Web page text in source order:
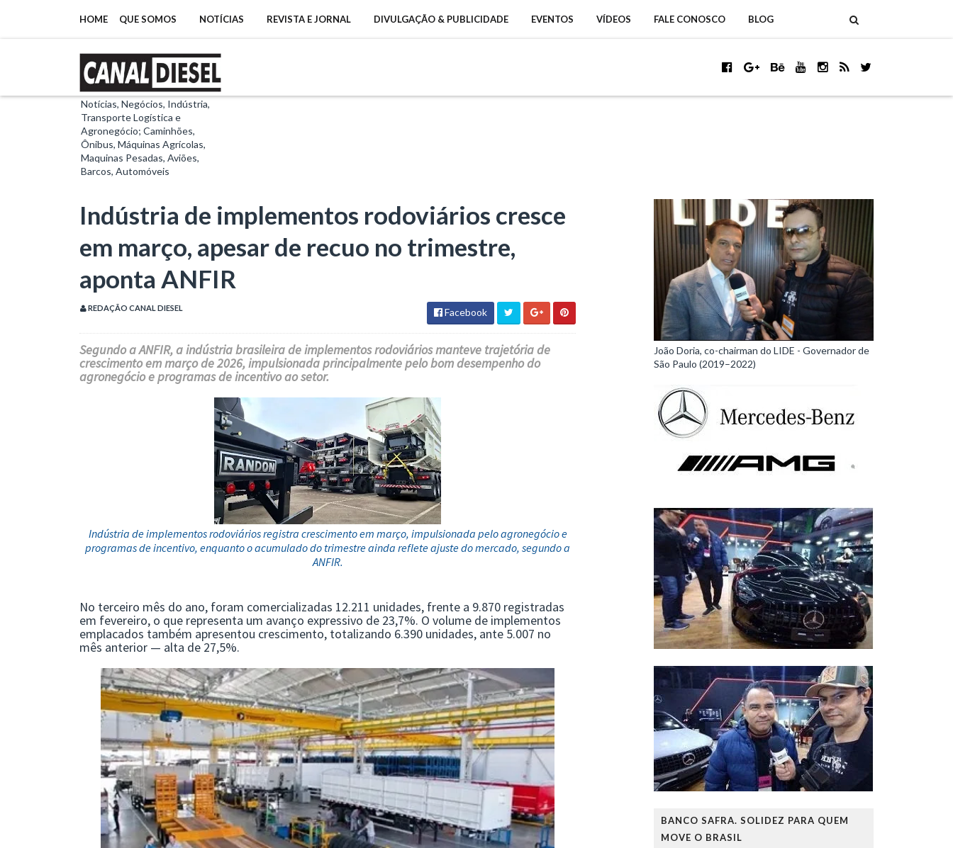
HOME QUE SOMOS NOTÍCIAS REVISTA E JORNAL DIVULGAÇÃO & PUBLICIDADE EVENTOS VÍDEOS FALE CONOSCO BLOG
Notícias, Negócios, Indústria,
Transporte Logística e
Agronegócio; Caminhões,
Ônibus, Máquinas Agrícolas,
Maquinas Pesadas, Aviões,
Barcos, Automóveis
Indústria de implementos rodoviários cresce
em março, apesar de recuo no trimestre,
aponta ANFIR
REDAÇÃO CANAL DIESEL Facebook
Segundo aANFIR, a indústria brasileira de implementos rodoviários manteve trajetória de
crescimento em março de 2026, impulsionada principalmente pelo bom desempenho do
agronegócio e programas de incentivo ao setor.
Indústria de implementos rodoviários registra crescimento em março, impulsionada pelo agronegócio e
programas de incentivo, enquanto o acumulado do trimestre ainda reflete ajuste do mercado, segundo a
ANFIR.
No terceiro mês do ano, foram comercializadas 12.211 unidades, frente a 9.870 registradas
em fevereiro, o que representa um avanço expressivo de 23,7%. O volume de implementos
emplacados também apresentou crescimento, totalizando 6.390 unidades, ante 5.007 no
mês anterior — alta de 27,5%.
João Doria, co-chairman do LIDE - Governador de
São Paulo (2019–2022)
BANCO SAFRA. SOLIDEZ PARA QUEM
MOVE O BRASIL